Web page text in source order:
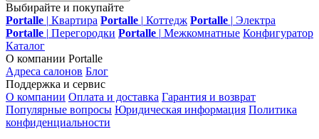
Выбирайте и покупайте
Portalle | Квартира Portalle | Коттедж Portalle | Электра
Portalle | Перегородки Portalle | Межкомнатные Конфигуратор
Каталог
О компании Portalle
Адреса салонов Блог
Поддержка и сервис
О компании Оплата и доставка Гарантия и возврат
Популярные вопросы Юридическая информация Политика
конфиденциальности